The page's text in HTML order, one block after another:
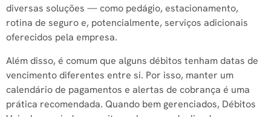
diversas soluções — como pedágio, estacionamento,
rotina de seguro e, potencialmente, serviços adicionais
oferecidos pela empresa.
Além disso, é comum que alguns débitos tenham datas de
vencimento diferentes entre si. Por isso, manter um
calendário de pagamentos e alertas de cobrança é uma
prática recomendada. Quando bem gerenciados, Débitos